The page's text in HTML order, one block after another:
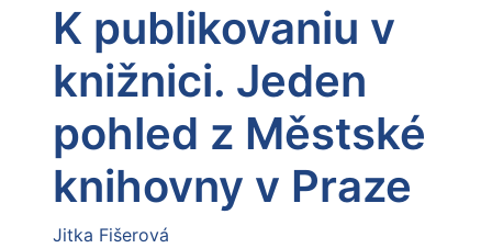
K publikovaniu v
knižnici. Jeden
pohled z Městské
knihovny v Praze
Jitka Fišerová